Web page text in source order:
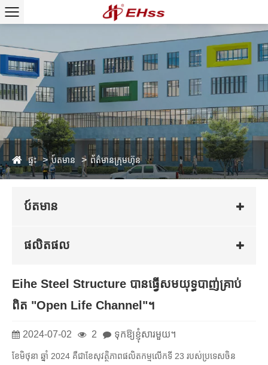
ផ្ទះ ប៍តមាន ព័ត៌មានក្រុមហ៊ុន
ប៍តមាន
ផលិតផល
Eihe Steel Structure បានធ្វើសមយុទ្ធបាញ់គ្រាប់
ពិត "Open Life Channel"។
2024-07-02 2 ទុកឱ្យខ្ញុំសារមួយ។
ខែមិថុនា ឆ្នាំ 2024 គឺជាខែសុវត្ថិភាពផលិតកម្មលើកទី 23 របស់ប្រទេសចិន